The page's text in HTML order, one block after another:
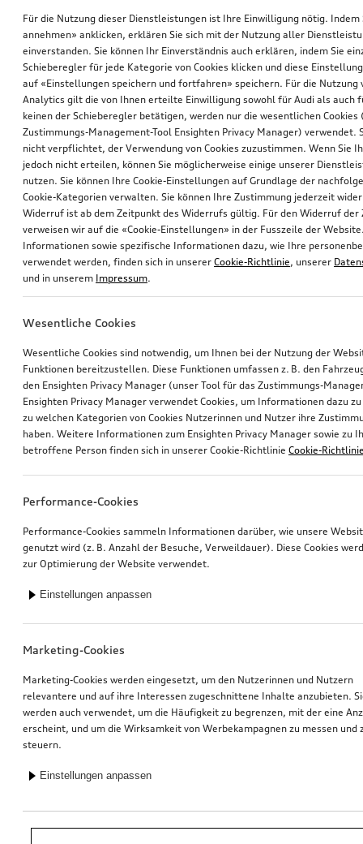
*Unverbindliche Preisempfehlung der Importeurin AMAG Import AG. Inkl.
gesetzlicher MwSt. Preise beim Audi Partner können abweichen; weitere
Für die Nutzung dieser Dienstleistungen ist Ihre Einwilligung nötig. Indem
annehmen» anklicken, erklären Sie sich mit der Nutzung aller
einverstanden. Sie können Ihr Einverständnis auch erklären, indem Sie
Schieberegler für jede Kategorie von Cookies klicken und diese
auf «Einstellungen speichern und fortfahren» speichern. Für die Nutzung
Analytics gilt die von Ihnen erteilte Einwilligung sowohl für Audi als auch
keinen der Schieberegler betätigen, werden nur die wesentlichen Cookies
Zustimmungs-Management-Tool Ensighten Privacy Manager) verwendet.
nicht verpflichtet, der Verwendung von Cookies zuzustimmen. Wenn Sie
jedoch nicht erteilen, können Sie möglicherweise einige unserer
nutzen. Sie können Ihre Cookie-Einstellungen auf Grundlage der
Cookie-Kategorien verwalten. Sie können Ihre Zustimmung jederzeit
Widerruf ist ab dem Zeitpunkt des Widerrufs gültig. Für den Widerruf der
verweisen wir auf die «Cookie-Einstellungen» in der Fusszeile der
Informationen sowie spezifische Informationen dazu, wie Ihre
verwendet werden, finden sich in unserer Cookie-Richtlinie, unserer
und in unserem Impressum.
Wesentliche Cookies
Wesentliche Cookies sind notwendig, um Ihnen bei der Nutzung der
Funktionen bereitzustellen. Diese Funktionen umfassen z. B. den
den Ensighten Privacy Manager (unser Tool für das Zustimmungs-
Ensighten Privacy Manager verwendet Cookies, um Informationen dazu
zu welchen Kategorien von Cookies Nutzerinnen und Nutzer ihre
haben. Weitere Informationen zum Ensighten Privacy Manager sowie zu
betroffene Person finden sich in unserer Cookie-Richtlinie Cookie-
Performance-Cookies
Performance-Cookies sammeln Informationen darüber, wie unsere
genutzt wird (z. B. Anzahl der Besuche, Verweildauer). Diese Cookies
zur Optimierung der Website verwendet.
Einstellungen anpassen
Marketing-Cookies
Marketing-Cookies werden eingesetzt, um den Nutzerinnen und Nutzern
relevantere und auf ihre Interessen zugeschnittene Inhalte anzubieten.
werden auch verwendet, um die Häufigkeit zu begrenzen, mit der eine
erscheint, und um die Wirksamkeit von Werbekampagnen zu messen und
steuern.
Einstellungen anpassen